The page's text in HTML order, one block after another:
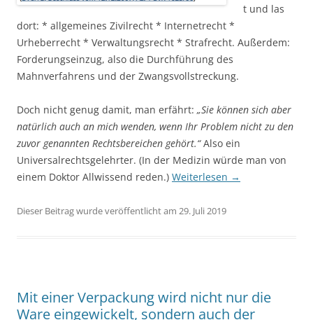
t und las
dort: * allgemeines Zivilrecht * Internetrecht *
Urheberrecht * Verwaltungsrecht * Strafrecht. Außerdem:
Forderungseinzug, also die Durchführung des
Mahnverfahrens und der Zwangsvollstreckung.
Doch nicht genug damit, man erfährt: „Sie können sich aber
natürlich auch an mich wenden, wenn Ihr Problem nicht zu den
zuvor genannten Rechtsbereichen gehört.“Also ein
Universalrechtsgelehrter. (In der Medizin würde man von
einem Doktor Allwissend reden.) Weiterlesen →
Dieser Beitrag wurde veröffentlicht am 29. Juli 2019
Mit einer Verpackung wird nicht nur die
Ware eingewickelt, sondern auch der